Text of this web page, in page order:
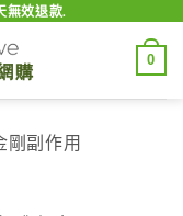
無效退款.
0
剛副作用